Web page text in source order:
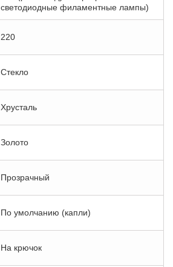
светодиодные филаментные лампы)
220
Стекло
Хрусталь
Золото
Прозрачный
По умолчанию (капли)
На крючок